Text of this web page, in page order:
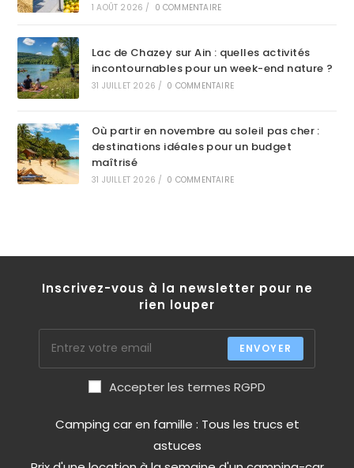
1 AOÛT 2026 / 0 COMMENTAIRE
Lac de Chazey sur Ain : quelles activités
incontournables pour un week-end nature ?
31 JUILLET 2026 / 0 COMMENTAIRE
Où partir en novembre au soleil pas cher :
destinations idéales pour un budget
maîtrisé
31 JUILLET 2026 / 0 COMMENTAIRE
Inscrivez-vous à la newsletter pour ne
rien louper
ENVOYER
Accepter les termes RGPD
Camping car en famille : Tous les trucs et
astuces